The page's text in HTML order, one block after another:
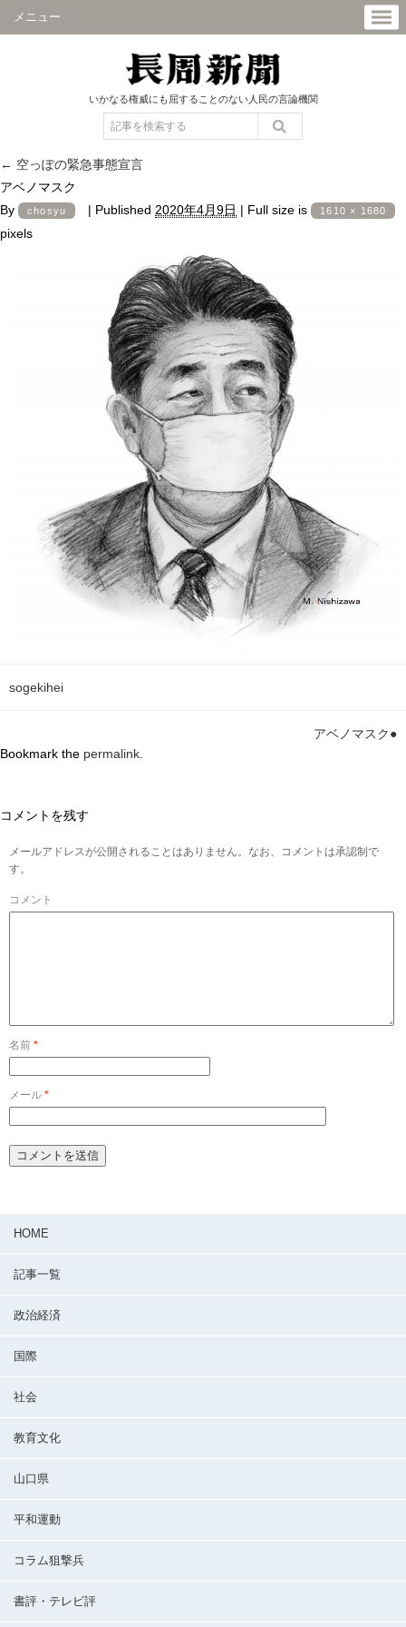
メニュー
いかなる権威にも屈することのない人民の言論機関
← 空っぽの緊急事態宣言
アベノマスク
By
chosyu | Published 2020年4月9日 | Full size is 1610 × 1680
pixels
sogekihei
アベノマスク●
Bookmark the permalink.
コメントを残す
メールアドレスが公開されることはありません。なお、コメントは承認制で
す。
コメント
名前 *
メール *
HOME
記事一覧
政治経済
国際
社会
教育文化
山口県
平和運動
コラム狙撃兵
書評・テレビ評